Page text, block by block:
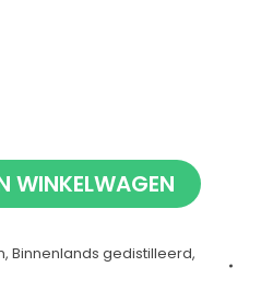
WINKELWAGEN
, Binnenlands gedistilleerd,